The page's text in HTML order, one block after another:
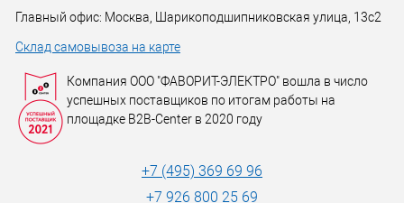
Главный офис: Москва, Шарикоподшипниковская улица, 13с2
Склад самовывоза на карте
Компания ООО "ФАВОРИТ-ЭЛЕКТРО" вошла в число
успешных поставщиков по итогам работы на
площадке B2B-Center в 2020 году
+7 (495) 369 69 96
+7 926 800 25 69